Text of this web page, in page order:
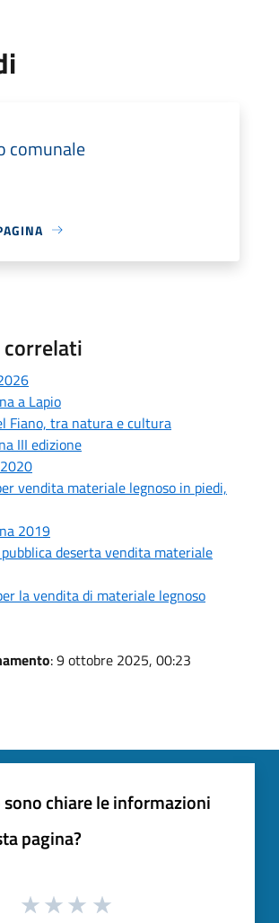
comunale
a Lapio
Fiano, tra natura e cultura
III edizione
vendita materiale legnoso in piedi,
2019
deserta vendita materiale
la vendita di materiale legnoso
: 9 ottobre 2025, 00:23
sono chiare le informazioni
pagina?